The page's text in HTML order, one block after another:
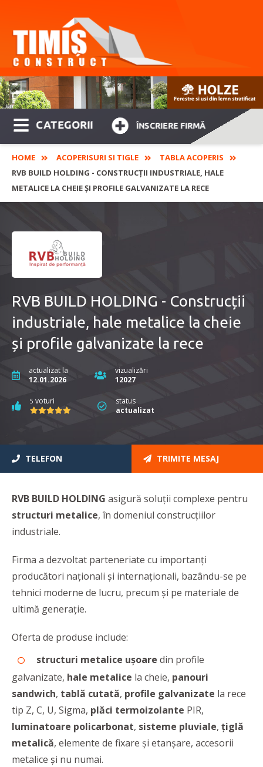
CATEGORII ÎNSCRIERE FIRMĂ
HOME ACOPERISURI SI TIGLE
TABLA ACOPERIS
RVB BUILD HOLDING - CONSTRUCȚII INDUSTRIALE, HALE
METALICE LA CHEIE ȘI PROFILE GALVANIZATE LA RECE
RVB BUILD HOLDING - Construcții
industriale, hale metalice la cheie
și profile galvanizate la rece
actualizat la
12.01.2026
vizualizări
12027
5 voturi
status
actualizat
TELEFON TRIMITE MESAJ
RVB BUILD HOLDING asigură soluții complexe pentru
structuri metalice, în domeniul construcțiilor
industriale.
Firma a dezvoltat parteneriate cu importanți
producători naționali și internaționali, bazându-se pe
tehnici moderne de lucru, precum și pe materiale de
ultimă generație.
Oferta de produse include:
structuri metalice uşoare din profile
galvanizate, hale metalice la cheie, panouri
sandwich, tablă cutată, profile galvanizate la rece
tip Z, C, U, Sigma, plăci termoizolante PIR,
luminatoare policarbonat, sisteme pluviale, țiglă
metalică, elemente de fixare și etanşare, accesorii
metalice şi nu numai.